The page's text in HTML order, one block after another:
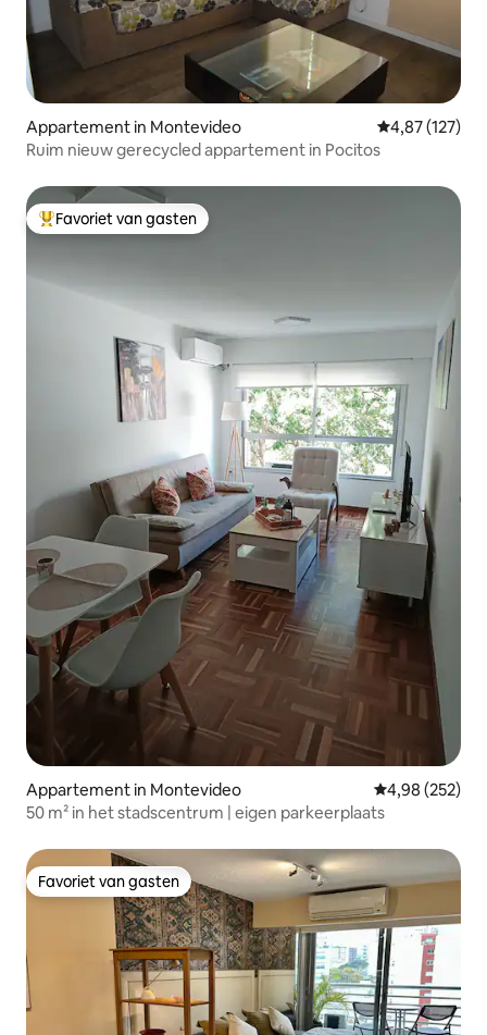
Appartement in Montevideo Gemiddelde
4,87 (127)
Ruim nieuw gerecycled appartement in Pocitos
Topfavoriet van gasten
Favoriet van gasten
Appartement in Montevideo Gemiddelde
4,98 (252)
50 m² in het stadscentrum | eigen parkeerplaats
Favoriet van gasten
Favoriet van gasten